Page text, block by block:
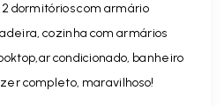
dormitórios com armário
cozinha com armários
condicionado, banheiro
completo, maravilhoso!